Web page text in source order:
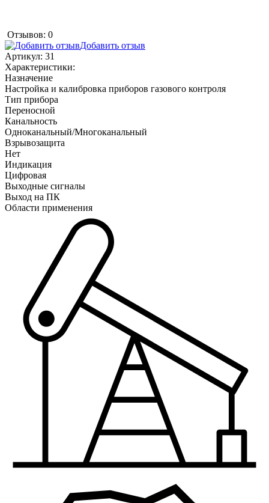
Отзывов: 0
Добавить отзыв
Артикул: 31
Характеристики:
Назначение
Настройка и калибровка приборов газового контроля
Тип прибора
Переносной
Канальность
Одноканальный/Многоканальный
Взрывозащита
Нет
Индикация
Цифровая
Выходные сигналы
Выход на ПК
Области применения